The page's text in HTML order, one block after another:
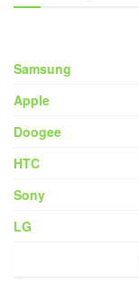
Samsung
Apple
Doogee
HTC
Sony
LG